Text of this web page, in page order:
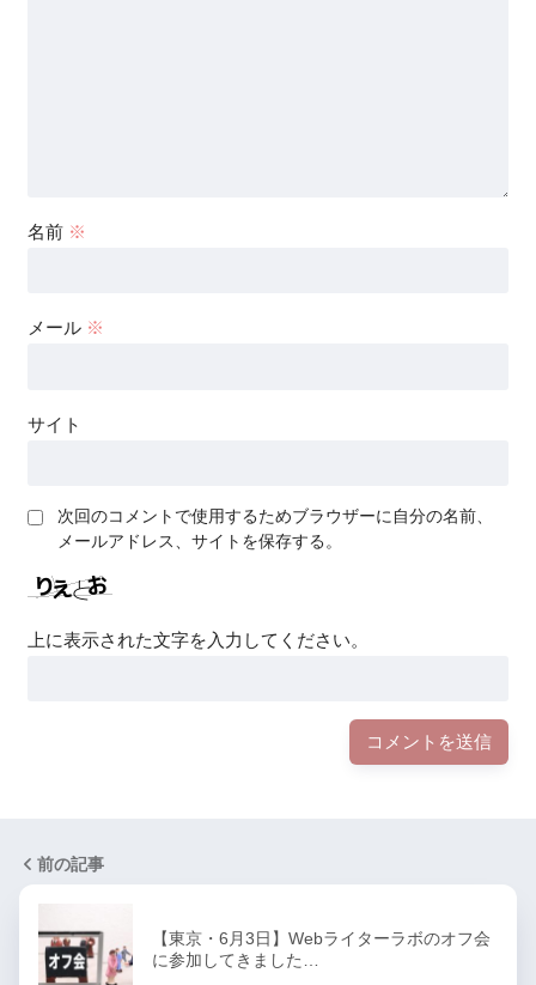
名前 ※
メール ※
サイト
次回のコメントで使用するためブラウザーに自分の名前、
メールアドレス、サイトを保存する。
上に表示された文字を入力してください。
前の記事
【東京・6月3日】Webライターラボのオフ会
に参加してきました…